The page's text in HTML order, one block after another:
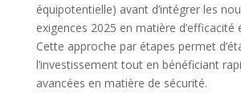
équipotentielle) avant d’intégrer les
exigences 2025 en matière d’efficacité
Cette approche par étapes permet
l’investissement tout en bénéficiant
avancées en matière de sécurité.